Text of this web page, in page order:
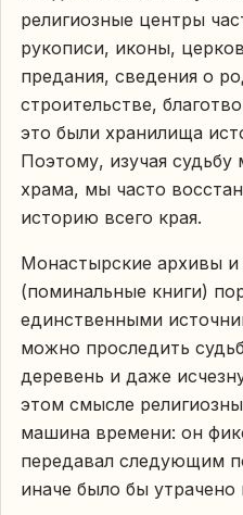
религиозные центры
рукописи, иконы,
предания, сведения о
строительстве,
это были хранилища
Поэтому, изучая судьбу
храма, мы часто
историю всего края.
Монастырские архивы
(поминальные книги)
единственными
можно проследить
деревень и даже
этом смысле
машина времени: он
передавал следующим
иначе было бы утрачено